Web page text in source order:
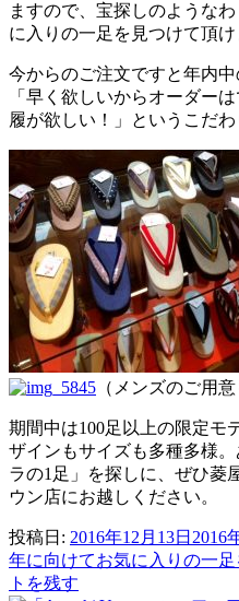
ますので、宝探しのような
に入りの一足を見つけて頂け
今からのご注文ですと年内
「早く欲しいからオーダー
履が欲しい！」というこだ
（メンズのご用
期間中は100足以上の限定モ
ザインもサイズも多種多様
ラの1足」を探しに、ぜひ菱
ウン店にお越しください。
投稿日: 2016年12月13日 2016
年に向けてお気に入りの一
トを残す